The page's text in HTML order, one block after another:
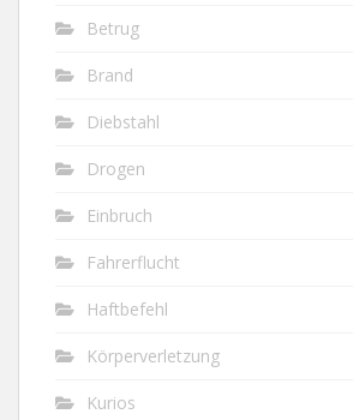
Betrug
Brand
Diebstahl
Drogen
Einbruch
Fahrerflucht
Haftbefehl
Körperverletzung
Kurios